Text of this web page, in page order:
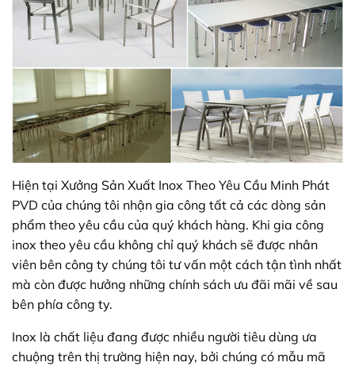
Hiện tại Xưởng Sản Xuất Inox Theo Yêu Cầu Minh Phát
PVD của chúng tôi nhận gia công tất cả các dòng sản
phẩm theo yêu cầu của quý khách hàng. Khi gia công
inox theo yêu cầu không chỉ quý khách sẽ được nhân
viên bên công ty chúng tôi tư vấn một cách tận tình nhất
mà còn được hưởng những chính sách ưu đãi mãi về sau
bên phía công ty.
Inox là chất liệu đang được nhiều người tiêu dùng ưa
chuộng trên thị trường hiện nay, bởi chúng có mẫu mã